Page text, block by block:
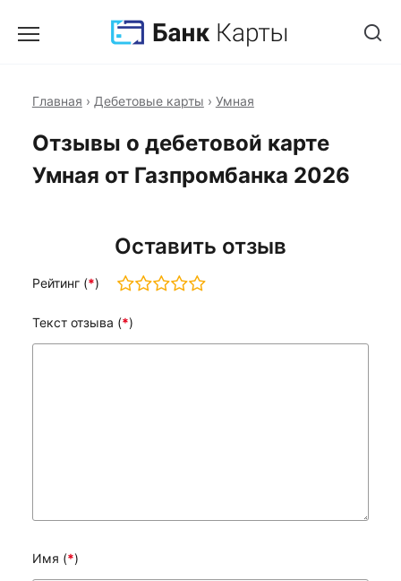
Главная › Дебетовые карты › Умная
Отзывы о дебетовой карте
Умная от Газпромбанка 2026
Оставить отзыв
Рейтинг (*)
Текст отзыва (*)
Имя (*)